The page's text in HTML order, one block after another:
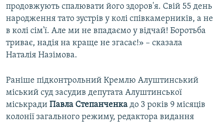
продовжують спалювати його здоров'я. Свій 55 день
народження тато зустрів у колі співкамерників, а не
в колі сім'ї. Але ми не впадаємо у відчай! Боротьба
триває, надія на краще не згасає!» – сказала
Наталія Назімова.
Раніше підконтрольний Кремлю Алуштинський
міський суд засудив депутата Алуштинської
міськради Павла Степанченка до 3 років 9 місяців
колонії загального режиму, редактора видання